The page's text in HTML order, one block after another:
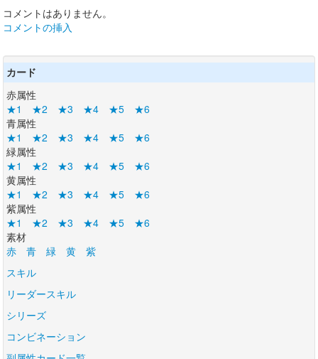
コメントはありません。
コメントの挿入
カード
赤属性
★1
★2 ★3 ★4 ★5
★6
青属性
★1
★2 ★3 ★4 ★5
★6
緑属性
★1
★2 ★3 ★4 ★5
★6
黄属性
★1
★2 ★3 ★4 ★5
★6
紫属性
★1
★2 ★3 ★4 ★5
★6
素材
赤
青 緑 黄
紫
スキル
リーダースキル
シリーズ
コンビネーション